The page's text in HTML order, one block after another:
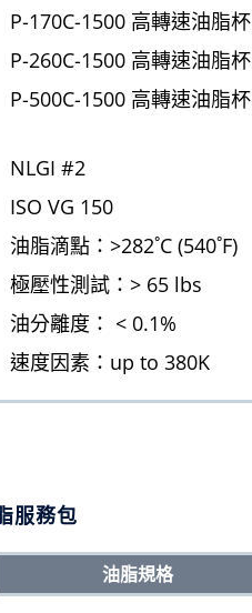
P-170C-1500 高轉速油脂杯
P-260C-1500 高轉速油脂杯
P-500C-1500 高轉速油脂杯
NLGI #2
ISO VG 150
油脂滴點：>282˚C (540˚F)
極壓性測試：> 65 lbs
油分離度： < 0.1%
速度因素：up to 380K
服務包
油脂規格